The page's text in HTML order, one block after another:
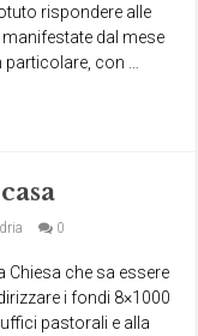
rispondere alle
dal mese
con …
0
Chiesa che sa essere
i fondi 8×1000
pastorali e alla